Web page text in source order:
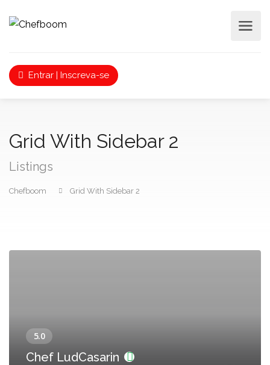
Entrar | Inscreva-se
Grid With Sidebar 2
Listings
Chefboom Grid With Sidebar 2
Chef LudCasarin